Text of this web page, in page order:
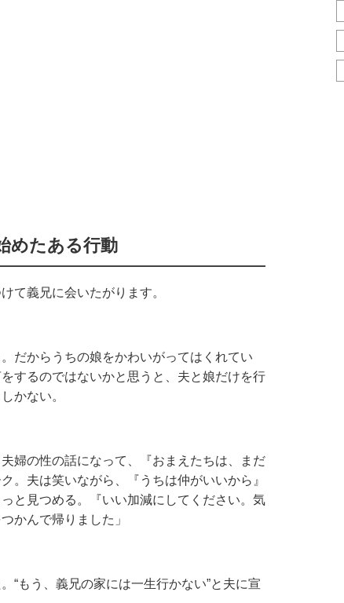
めたある行動
て義兄に会いたがります。
だからうちの娘をかわいがってはくれてい
するのではないかと思うと、夫と娘だけを行
かない。
婦の性の話になって、『おまえたちは、まだ
。夫は笑いながら、『うちは仲がいいから』
と見つめる。『いい加減にしてください。気
かんで帰りました」
“もう、義兄の家には一生行かない”と夫に宣